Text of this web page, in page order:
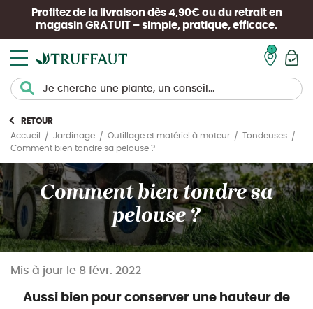
Profitez de la livraison dès 4,90€ ou du retrait en
magasin GRATUIT – simple, pratique, efficace.
RETOUR
Accueil
Jardinage Outillage et matériel à moteur
Tondeuses
Comment bien tondre sa pelouse ?
Comment bien tondre sa
pelouse ?
Mis à jour le 8 févr. 2022
Aussi bien pour conserver une hauteur de